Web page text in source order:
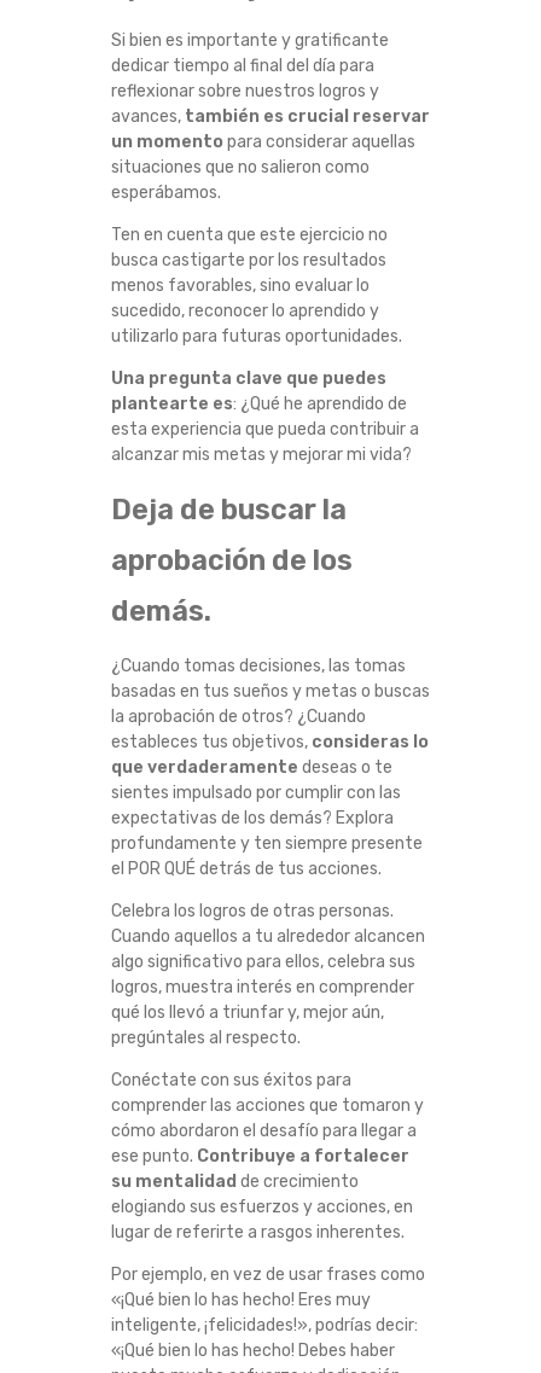
Si bien es importante y gratificante
dedicar tiempo al final del día para
reflexionar sobre nuestros logros y
avances, también es crucial reservar
un momento para considerar aquellas
situaciones que no salieron como
esperábamos.
Ten en cuenta que este ejercicio no
busca castigarte por los resultados
menos favorables, sino evaluar lo
sucedido, reconocer lo aprendido y
utilizarlo para futuras oportunidades.
Una pregunta clave que puedes
plantearte es: ¿Qué he aprendido de
esta experiencia que pueda contribuir a
alcanzar mis metas y mejorar mi vida?
Deja de buscar la
aprobación de los
demás.
¿Cuando tomas decisiones, las tomas
basadas en tus sueños y metas o buscas
la aprobación de otros? ¿Cuando
estableces tus objetivos, consideras lo
que verdaderamente deseas o te
sientes impulsado por cumplir con las
expectativas de los demás? Explora
profundamente y ten siempre presente
el POR QUÉ detrás de tus acciones.
Celebra los logros de otras personas.
Cuando aquellos a tu alrededor alcancen
algo significativo para ellos, celebra sus
logros, muestra interés en comprender
qué los llevó a triunfar y, mejor aún,
pregúntales al respecto.
Conéctate con sus éxitos para
comprender las acciones que tomaron y
cómo abordaron el desafío para llegar a
ese punto. Contribuye a fortalecer
su mentalidad de crecimiento
elogiando sus esfuerzos y acciones, en
lugar de referirte a rasgos inherentes.
Por ejemplo, en vez de usar frases como
«¡Qué bien lo has hecho! Eres muy
inteligente, ¡felicidades!», podrías decir:
«¡Qué bien lo has hecho! Debes haber